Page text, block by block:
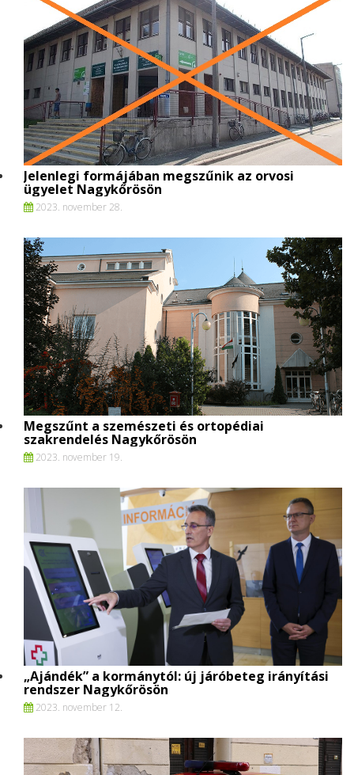
Jelenlegi formájában megszűnik az orvosi
ügyelet Nagykőrösön
2023. november 28.
Megszűnt a szemészeti és ortopédiai
szakrendelés Nagykőrösön
2023. november 19.
„Ajándék” a kormánytól: új járóbeteg irányítási
rendszer Nagykőrösön
2023. november 12.